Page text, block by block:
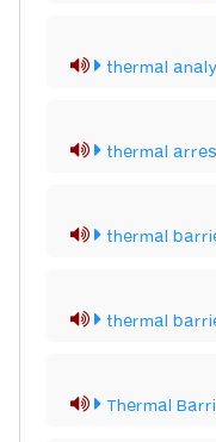
thermal
thermal
thermal
thermal
Thermal